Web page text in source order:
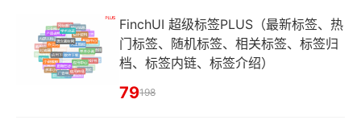
FinchUI 超级标签PLUS（最新标签、热
门标签、随机标签、相关标签、标签归
档、标签内链、标签介绍）
79198